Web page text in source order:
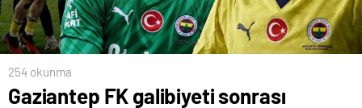
254 okunma
Gaziantep FK galibiyeti sonrası